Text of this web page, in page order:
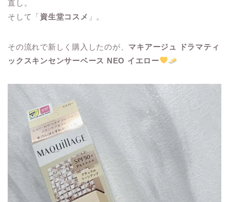
直し。
そして「資生堂コスメ 」。
その流れで新しく購入したのが、 マキアージュ ドラマティ
ックスキンセンサーベース NEO イエロー